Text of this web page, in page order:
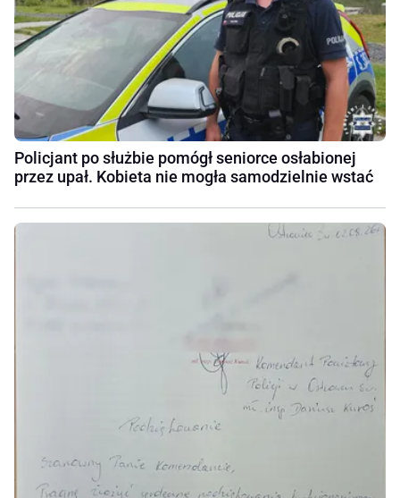
Policjant po służbie pomógł seniorce osłabionej
przez upał. Kobieta nie mogła samodzielnie wstać